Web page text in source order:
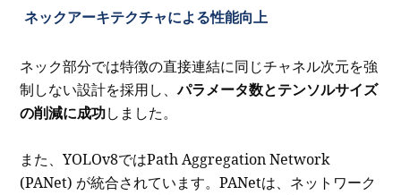
ネックアーキテクチャによる性能向上
ネック部分では特徴の直接連結に同じチャネル次元を強
制しない設計を採用し、パラメータ数とテンソルサイズ
の削減に成功しました。
また、YOLOv8ではPath Aggregation Network
(PANet) が統合されています。PANetは、ネットワーク